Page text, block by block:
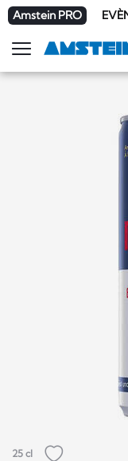
Amstein PRO
Afficher
la
25 cl